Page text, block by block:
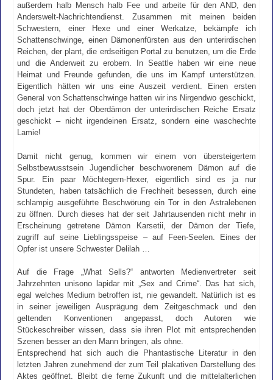
außerdem halb Mensch halb Fee und arbeite für den AND, den
Anderswelt-Nachrichtendienst. Zusammen mit meinen beiden
Schwestern, einer Hexe und einer Werkatze, bekämpfe ich
Schattenschwinge, einen Dämonenfürsten aus den unterirdischen
Reichen, der plant, die erdseitigen Portal zu benutzen, um die Erde
und die Anderweit zu erobern. In Seattle haben wir eine neue
Heimat und Freunde gefunden, die uns im Kampf unterstützen.
Eigentlich hätten wir uns eine Auszeit verdient. Einen ersten
General von Schattenschwinge hatten wir ins Nirgendwo geschickt,
doch jetzt hat der Oberdämon der unterirdischen Reiche Ersatz
geschickt – nicht irgendeinen Ersatz, sondern eine waschechte
Lamie!
Damit nicht genug, kommen wir einem von übersteigertem
Selbstbewusstsein Jugendlicher beschworenem Dämon auf die
Spur. Ein paar Möchtegern-Hexer, eigentlich sind es ja nur
Stundeten, haben tatsächlich die Frechheit besessen, durch eine
schlampig ausgeführte Beschwörung ein Tor in den Astralebenen
zu öffnen. Durch dieses hat der seit Jahrtausenden nicht mehr in
Erscheinung getretene Dämon Karsetii, der Dämon der Tiefe,
zugriff auf seine Lieblingsspeise – auf Feen-Seelen. Eines der
Opfer ist unsere Schwester Delilah …
Auf die Frage „What Sells?“ antworten Medienvertreter seit
Jahrzehnten unisono lapidar mit „Sex and Crime“. Das hat sich,
egal welches Medium betroffen ist, nie gewandelt. Natürlich ist es
in seiner jeweiligen Ausprägung dem Zeitgeschmack und den
geltenden Konventionen angepasst, doch Autoren wie
Stückeschreiber wissen, dass sie ihren Plot mit entsprechenden
Szenen besser an den Mann bringen, als ohne.
Entsprechend hat sich auch die Phantastische Literatur in den
letzten Jahren zunehmend der zum Teil plakativen Darstellung des
Aktes geöffnet. Bleibt die ferne Zukunft und die mittelalterlichen